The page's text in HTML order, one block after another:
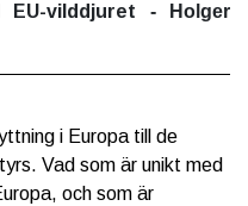
EU-vilddjuret - Holger
i Europa till de
Vad som är unikt med
och som är